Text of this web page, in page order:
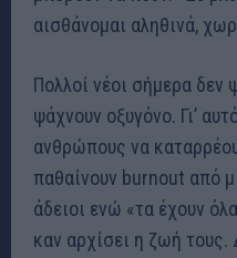
αισθάνομαι αληθινά,
Πολλοί νέοι σήμερα
ψάχνουν οξυγόνο. Γι’
ανθρώπους να
παθαίνουν burnout από
άδειοι ενώ «τα έχουν
καν αρχίσει η ζωή τους.